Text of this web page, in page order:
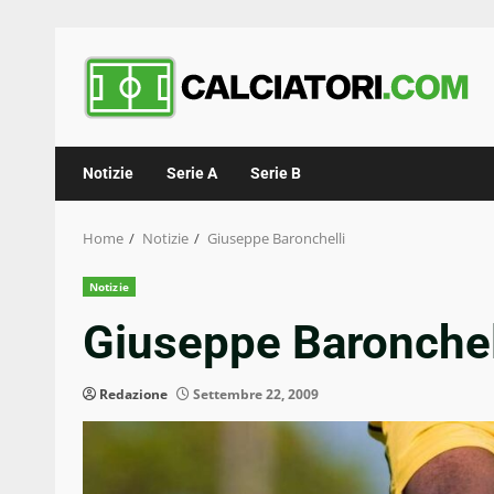
content
Notizie Serie A Serie B
Home Notizie Giuseppe Baronchelli
Notizie
Giuseppe
Redazione Settembre 22, 2009